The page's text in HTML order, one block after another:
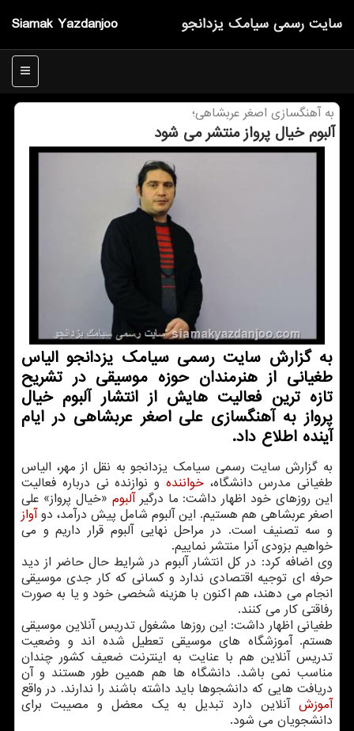
Siamak Yazdanjoo سایت رسمی سیامك یزدانجو
منو
به آهنگسازی اصغر عربشاهی؛
آلبوم خیال پرواز منتشر می شود
به گزارش سایت رسمی سیامك یزدانجو الیاس
طغیانی از هنرمندان حوزه موسیقی در تشریح
تازه ترین فعالیت هایش از انتشار آلبوم خیال
پرواز به آهنگسازی علی اصغر عربشاهی در ایام
آینده اطلاع داد.
به گزارش سایت رسمی سیامک یزدانجو به نقل از مهر، الیاس
طغیانی مدرس دانشگاه،خواننده و نوازنده نی درباره فعالیت
این روزهای خود اظهار داشت: ما درگیرآلبوم «خیال پرواز» علی
اصغر عربشاهی هم هستیم. این آلبوم شامل پیش درآمد، دوآواز
و سه تصنیف است. در مراحل نهایی آلبوم قرار داریم و می
خواهیم بزودی آنرا منتشر نماییم.
وی اضافه کرد: در کل انتشار آلبوم در شرایط حال حاضر از دید
حرفه ای توجیه اقتصادی ندارد و کسانی که کار جدی موسیقی
انجام می دهند، هم اکنون با هزینه شخصی خود و یا به صورت
رفاقتی کار می کنند.
طغیانی اظهار داشت: این روزها مشغول تدریس آنلاین موسیقی
هستم. آموزشگاه های موسیقی تعطیل شده اند و وضعیت
تدریس آنلاین هم با عنایت به اینترنت ضعیف کشور چندان
مناسب نمی باشد. دانشگاه ها هم همین طور هستند و آن
دریافت هایی که دانشجوها باید داشته باشند را ندارند. در واقع
آموزش آنلاین دارد تبدیل به یک معضل و مصیبت برای
دانشجویان می شود.